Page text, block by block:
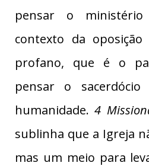
pensar o
contexto da
profano, que é o
pensar o
humanidade.4
sublinha que a Igreja
mas um meio para